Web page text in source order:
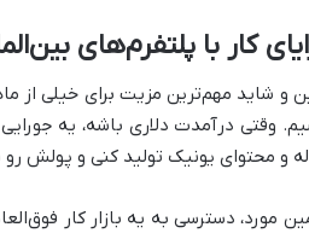
کار با پلتفرم‌های
و شاید مهم‌ترین مزیت برای خیلی از
وقتی درآمدت دلاری باشه، یه
و محتوای یونیک تولید کنی و پولش رو
مورد، دسترسی به یه بازار کار